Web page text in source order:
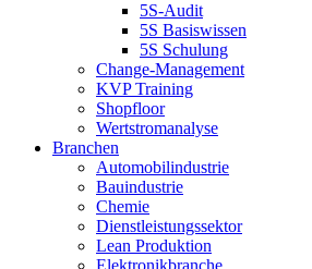
5S-Audit
5S Basiswissen
5S Schulung
Change-Management
KVP Training
Shopfloor
Wertstromanalyse
Branchen
Automobilindustrie
Bauindustrie
Chemie
Dienstleistungssektor
Lean Produktion
Elektronikbranche